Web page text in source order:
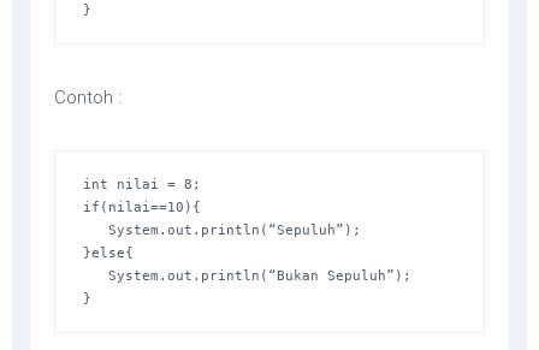
}
Contoh :
int nilai = 8;
if(nilai==10){
}else{
}